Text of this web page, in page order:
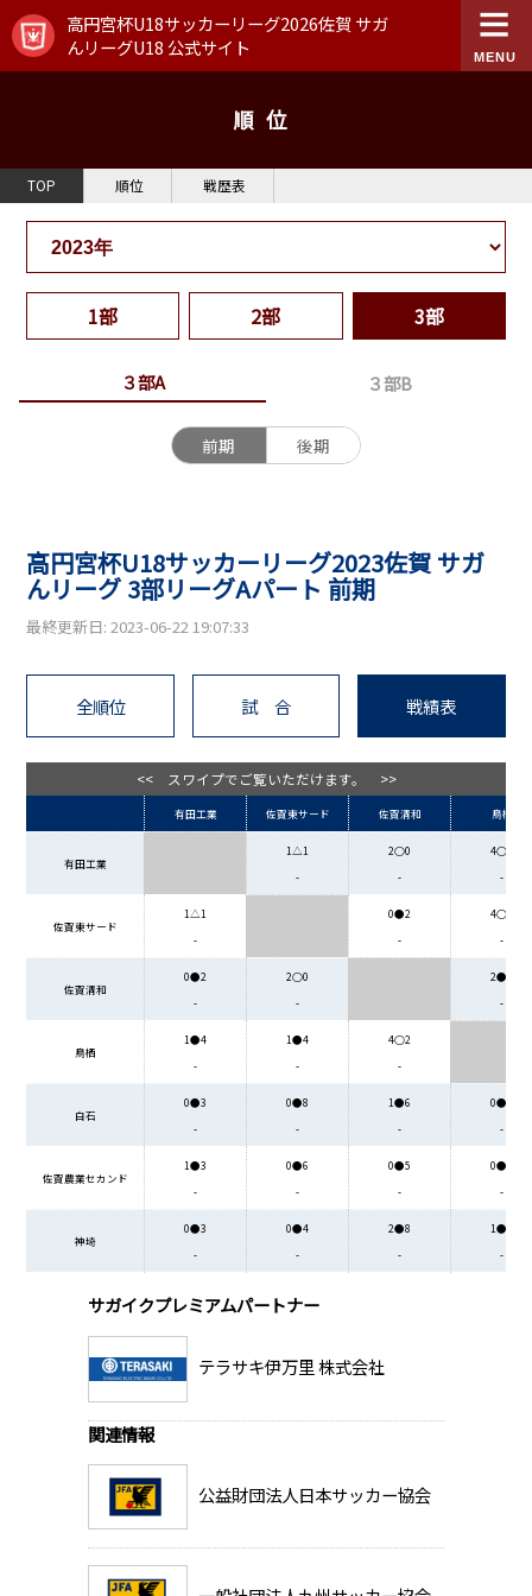
高円宮杯U18サッカーリーグ2026佐賀 サガ
んリーグU18 公式サイト
順位
TOP 順位 戦歴表
1部 2部 3部
３部A ３部B
前期 後期
高円宮杯U18サッカーリーグ2023佐賀 サガ
んリーグ 3部リーグAパート 前期
最終更新日: 2023-06-22 19:07:33
全順位 試 合 戦績表
<< スワイプでご覧いただけます。 >>
有田工業 佐賀東サード 佐賀清和 鳥栖
有田工業
1△1
-
2○0
-
4○1
-
佐賀東サード
1△1
-
0●2
-
4○1
-
佐賀清和
0●2
-
2○0
-
2●4
-
鳥栖
1●4
-
1●4
-
4○2
-
白石
0●3
-
0●8
-
1●6
-
0●5
-
佐賀農業セカンド
1●3
-
0●6
-
0●5
-
0●4
-
神埼
0●3
-
0●4
-
2●8
-
1●6
-
サガイクプレミアムパートナー
テラサキ伊万里 株式会社
関連情報
公益財団法人日本サッカー協会